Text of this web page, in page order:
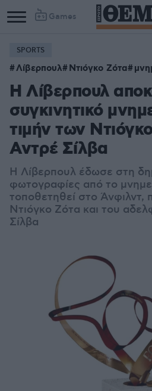
Games
SPORTS
Λίβερπουλ Ντιόγκο Ζότα
Η Λίβερπουλ
συγκινητικό
τιμήν των
Αντρέ Σίλβα
Η Λίβερπουλ έδωσε στη
φωτογραφίες από το
τοποθετηθεί στο Άνφιλντ,
Ντιόγκο Ζότα και του
Σίλβα